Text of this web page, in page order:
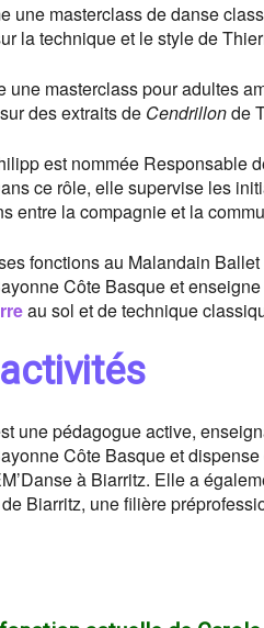
une masterclass de danse
la technique et le style de
une masterclass pour adultes
des extraits de Cendrillonde
est nommée Responsable
ce rôle, elle supervise les
entre la compagnie et la
fonctions au Malandain
Côte Basque et
au sol et de technique
une pédagogue active,
Côte Basque et
à Biarritz. Elle a
Biarritz, une filière